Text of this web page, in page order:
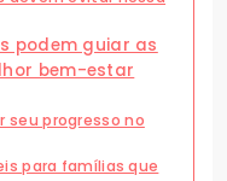
podem guiar as
bem-estar
seu progresso no
para famílias que